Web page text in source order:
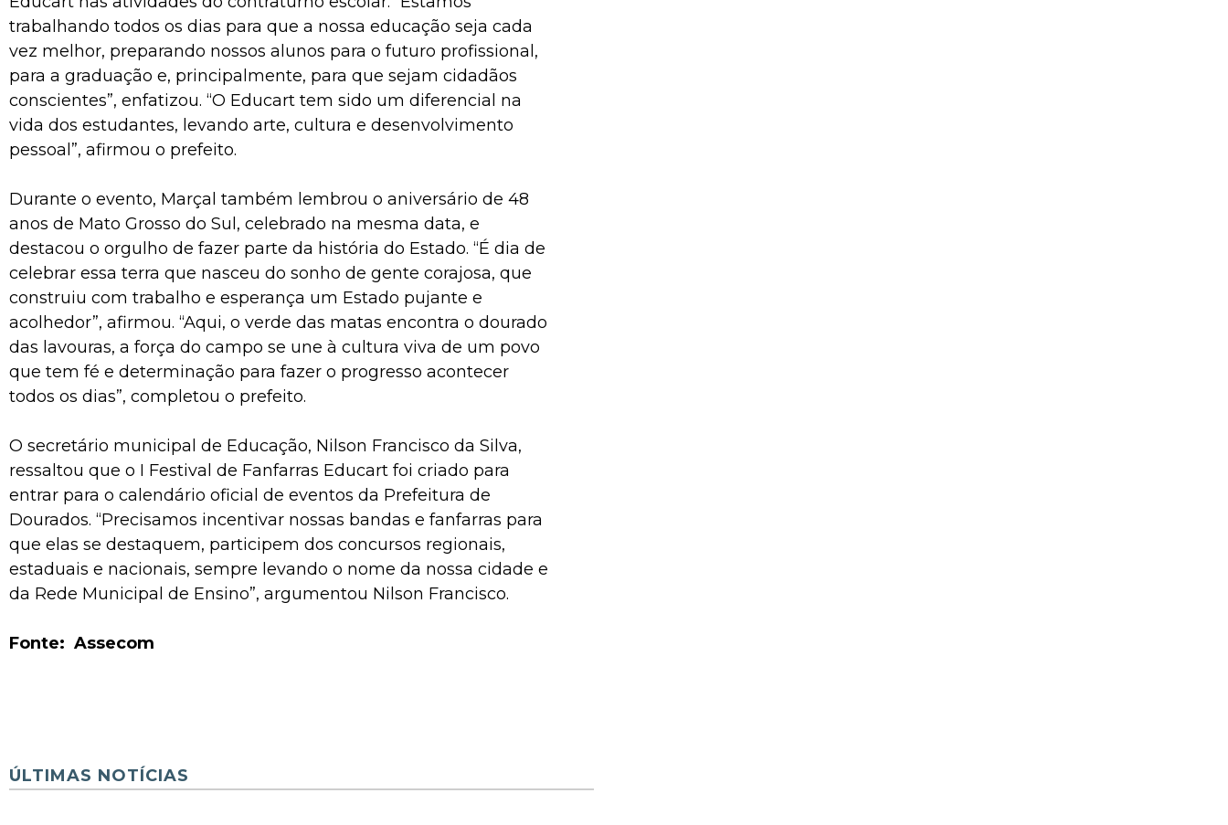
trabalhando todos os dias para que a nossa educação seja cada
vez melhor, preparando nossos alunos para o futuro profissional,
para a graduação e, principalmente, para que sejam cidadãos
conscientes”, enfatizou. “O Educart tem sido um diferencial na
vida dos estudantes, levando arte, cultura e desenvolvimento
pessoal”, afirmou o prefeito.
Durante o evento, Marçal também lembrou o aniversário de 48
anos de Mato Grosso do Sul, celebrado na mesma data, e
destacou o orgulho de fazer parte da história do Estado. “É dia de
celebrar essa terra que nasceu do sonho de gente corajosa, que
construiu com trabalho e esperança um Estado pujante e
acolhedor”, afirmou. “Aqui, o verde das matas encontra o dourado
das lavouras, a força do campo se une à cultura viva de um povo
que tem fé e determinação para fazer o progresso acontecer
todos os dias”, completou o prefeito.
O secretário municipal de Educação, Nilson Francisco da Silva,
ressaltou que o I Festival de Fanfarras Educart foi criado para
entrar para o calendário oficial de eventos da Prefeitura de
Dourados. “Precisamos incentivar nossas bandas e fanfarras para
que elas se destaquem, participem dos concursos regionais,
estaduais e nacionais, sempre levando o nome da nossa cidade e
da Rede Municipal de Ensino”, argumentou Nilson Francisco.
Fonte: Assecom
ÚLTIMAS NOTÍCIAS